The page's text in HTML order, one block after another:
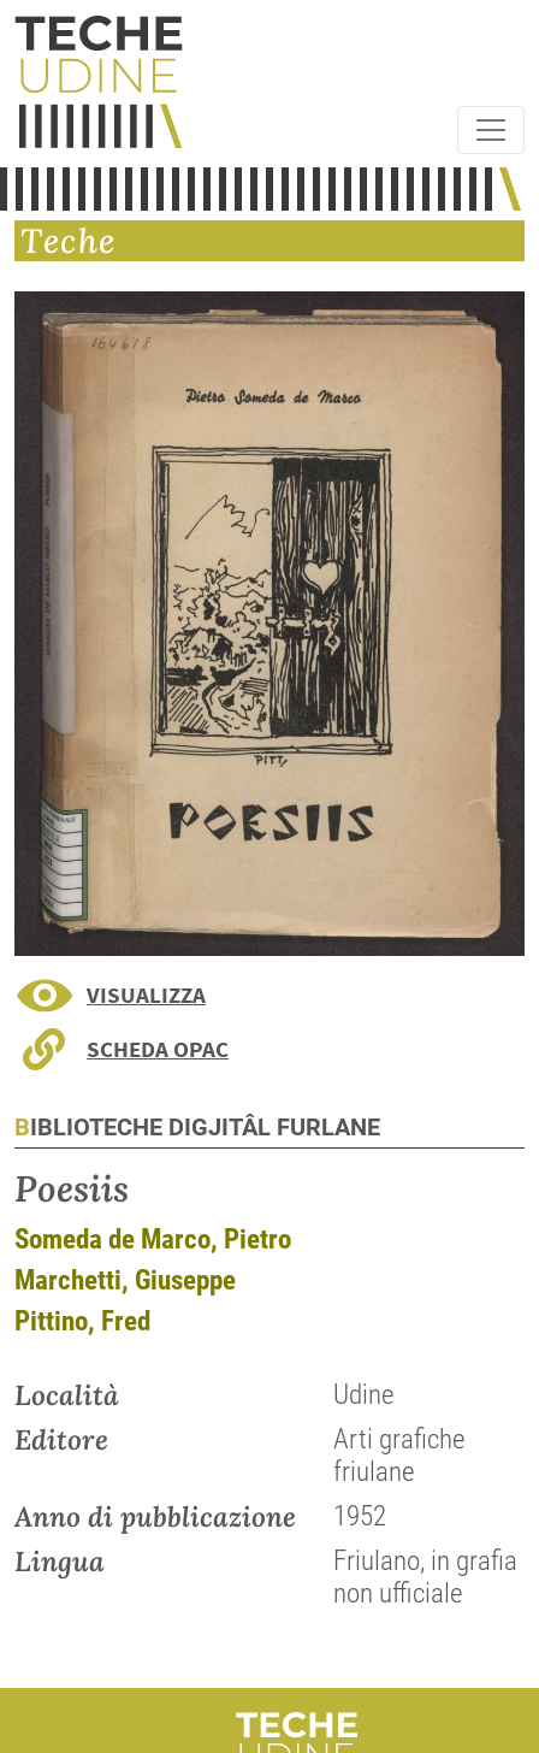
Teche
VISUALIZZA
SCHEDA OPAC
BIBLIOTECHE DIGJITÂL FURLANE
Poesiis
Someda de Marco, Pietro
Marchetti, Giuseppe
Pittino, Fred
Località Udine
Editore
Arti grafiche
friulane
Anno di pubblicazione 1952
Lingua
Friulano, in grafia
non ufficiale